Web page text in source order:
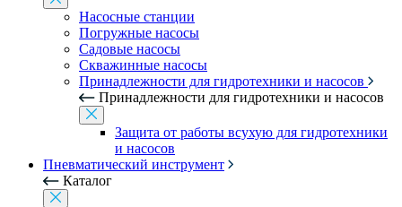
Насосные станции
Погружные насосы
Садовые насосы
Скважинные насосы
Принадлежности для гидротехники и насосов
Принадлежности для гидротехники и насосов
Защита от работы всухую для гидротехники
и насосов
Пневматический инструмент
Каталог